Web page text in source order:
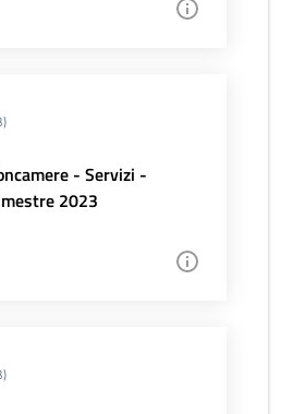
- Servizi -
2023